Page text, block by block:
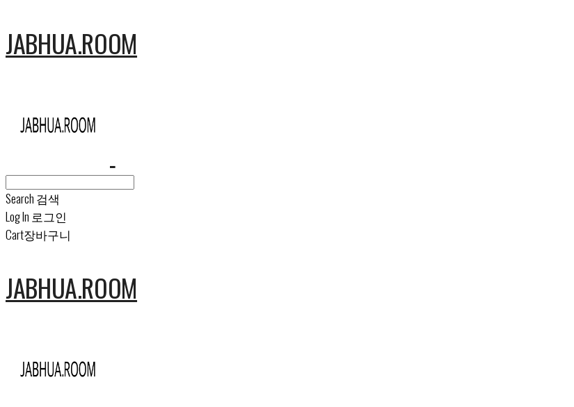
JABHUA.ROOM
Search 검색
Log In 로그인
Cart장바구니
JABHUA.ROOM